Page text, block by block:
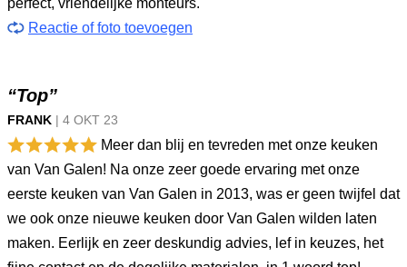
Reactie of foto toevoegen
“Top”
FRANK | 4 OKT 23
Meer dan blij en tevreden met onze keuken
van Van Galen! Na onze zeer goede ervaring met onze
eerste keuken van Van Galen in 2013, was er geen twijfel dat
we ook onze nieuwe keuken door Van Galen wilden laten
maken. Eerlijk en zeer deskundig advies, lef in keuzes, het